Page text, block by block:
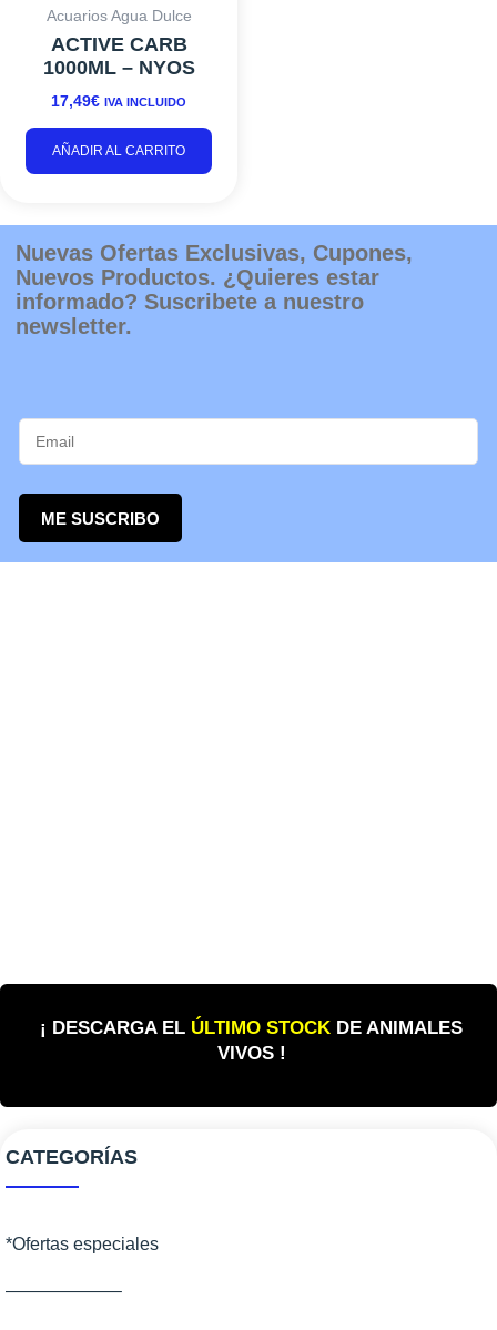
¡ DESCARGA EL ÚLTIMO STOCK DE ANIMALES
VIVOS !
CATEGORÍAS
*Ofertas especiales
——————–
Acuarios Agua Dulce
ACTIVE CARB
1000ML – NYOS
17,49€ IVA INCLUIDO
AÑADIR AL CARRITO
Nuevas Ofertas Exclusivas, Cupones,
Nuevos Productos. ¿Quieres estar
informado? Suscribete a nuestro
newsletter.
ME SUSCRIBO